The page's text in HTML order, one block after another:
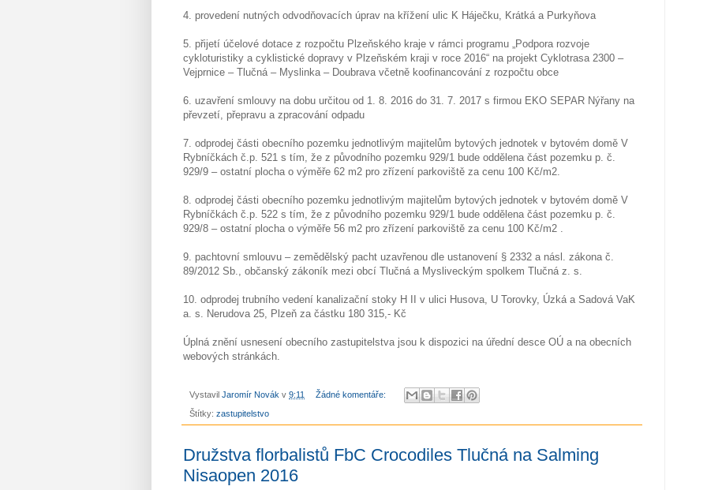
4. provedení nutných odvodňovacích úprav na křížení ulic K Háječku, Krátká a Purkyňova
5. přijetí účelové dotace z rozpočtu Plzeňského kraje v rámci programu „Podpora rozvoje
cykloturistiky a cyklistické dopravy v Plzeňském kraji v roce 2016“ na projekt Cyklotrasa 2300 –
Vejprnice – Tlučná – Myslinka – Doubrava včetně koofinancování z rozpočtu obce
6. uzavření smlouvy na dobu určitou od 1. 8. 2016 do 31. 7. 2017 s firmou EKO SEPAR Nýřany na
převzetí, přepravu a zpracování odpadu
7. odprodej části obecního pozemku jednotlivým majitelům bytových jednotek v bytovém domě V
Rybníčkách č.p. 521 s tím, že z původního pozemku 929/1 bude oddělena část pozemku p. č.
929/9 – ostatní plocha o výměře 62 m2 pro zřízení parkoviště za cenu 100 Kč/m2.
8. odprodej části obecního pozemku jednotlivým majitelům bytových jednotek v bytovém domě V
Rybníčkách č.p. 522 s tím, že z původního pozemku 929/1 bude oddělena část pozemku p. č.
929/8 – ostatní plocha o výměře 56 m2 pro zřízení parkoviště za cenu 100 Kč/m2 .
9. pachtovní smlouvu – zemědělský pacht uzavřenou dle ustanovení § 2332 a násl. zákona č.
89/2012 Sb., občanský zákoník mezi obcí Tlučná a Mysliveckým spolkem Tlučná z. s.
10. odprodej trubního vedení kanalizační stoky H II v ulici Husova, U Torovky, Úzká a Sadová VaK
a. s. Nerudova 25, Plzeň za částku 180 315,- Kč
Úplná znění usnesení obecního zastupitelstva jsou k dispozici na úřední desce OÚ a na obecních
webových stránkách.
Vystavil Jaromír Novák v 9:11 Žádné komentáře:
Štítky: zastupitelstvo
Družstva florbalistů FbC Crocodiles Tlučná na Salming
Nisaopen 2016